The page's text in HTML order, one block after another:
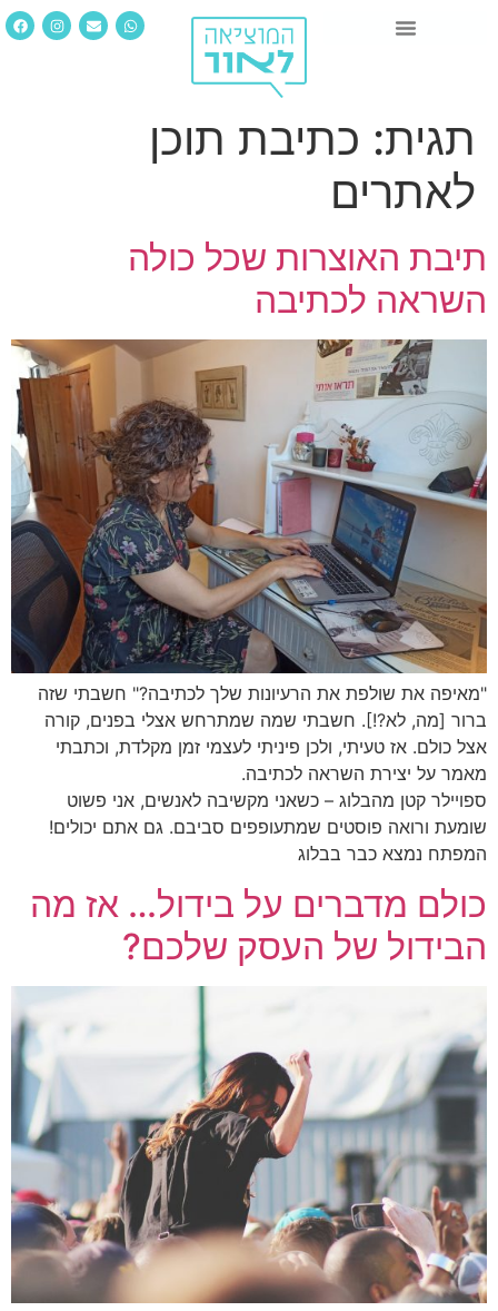
תגית: כתיבת תוכן
לאתרים
תיבת האוצרות שכל כולה
השראה לכתיבה
"מאיפה את שולפת את הרעיונות שלך לכתיבה?" חשבתי שזה
ברור [מה, לא?!]. חשבתי שמה שמתרחש אצלי בפנים, קורה
אצל כולם. אז טעיתי, ולכן פיניתי לעצמי זמן מקלדת, וכתבתי
מאמר על יצירת השראה לכתיבה.
ספויילר קטן מהבלוג – כשאני מקשיבה לאנשים, אני פשוט
שומעת ורואה פוסטים שמתעופפים סביבם. גם אתם יכולים!
המפתח נמצא כבר בבלוג
כולם מדברים על בידול… אז מה
הבידול של העסק שלכם?